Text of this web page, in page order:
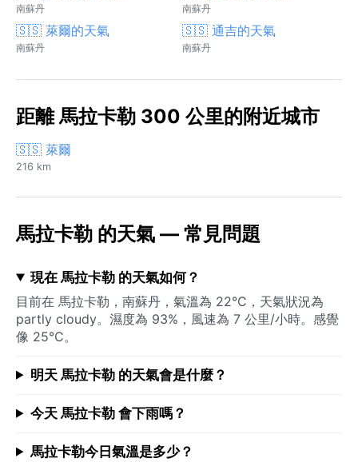
南蘇丹 南蘇丹
🇸🇸 萊爾的天氣
南蘇丹
🇸🇸 通吉的天氣
南蘇丹
距離 馬拉卡勒 300 公里的附近城市
🇸🇸 萊爾
216 km
馬拉卡勒 的天氣 — 常見問題
現在 馬拉卡勒 的天氣如何？
目前在 馬拉卡勒，南蘇丹，氣溫為 22°C，天氣狀況為
partly cloudy。濕度為 93%，風速為 7 公里/小時。感覺
像 25°C。
明天 馬拉卡勒 的天氣會是什麼？
今天 馬拉卡勒 會下雨嗎？
馬拉卡勒今日氣溫是多少？